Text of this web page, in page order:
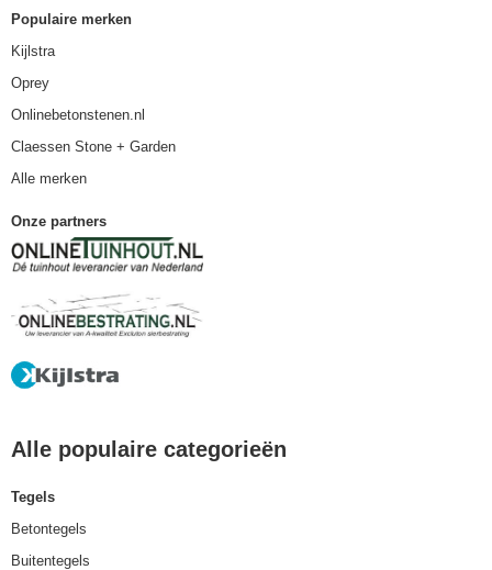
Populaire merken
Kijlstra
Oprey
Onlinebetonstenen.nl
Claessen Stone + Garden
Alle merken
Onze partners
Alle populaire categorieën
Tegels
Betontegels
Buitentegels